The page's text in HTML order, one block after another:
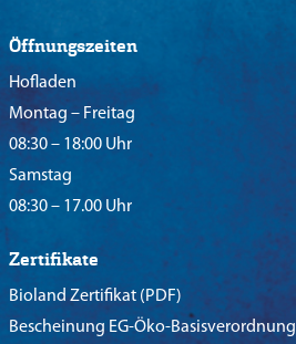
Öffnungszeiten
Hofladen
Montag – Freitag
08:30 – 18:00 Uhr
Samstag
08:30 – 17.00 Uhr
Zertifikate
Bioland Zertifikat (PDF)
Bescheinung EG-Öko-Basisverordnung